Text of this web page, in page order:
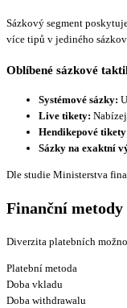
Sázkový segment
více tipů v jediného
Oblíbené sázkové
Systémové sázky:
Live tikety:
Hendikepové
Sázky na exaktní
Dle studie Ministerstva
Finanční
Diverzita platebních
Platební metoda
Doba vkladu
Doba withdrawalu